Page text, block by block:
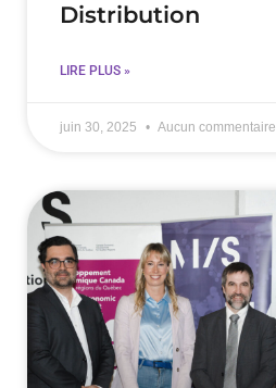
Distribution
LIRE PLUS »
juin 30, 2025 Aucun commentaire